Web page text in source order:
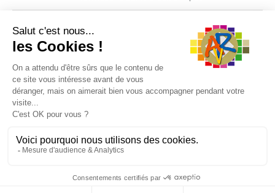
06 29 62 89 70
Ce site utilise des cookies pour rendre votre navigation
meilleure. En continuant votre navigation, vous acceptez